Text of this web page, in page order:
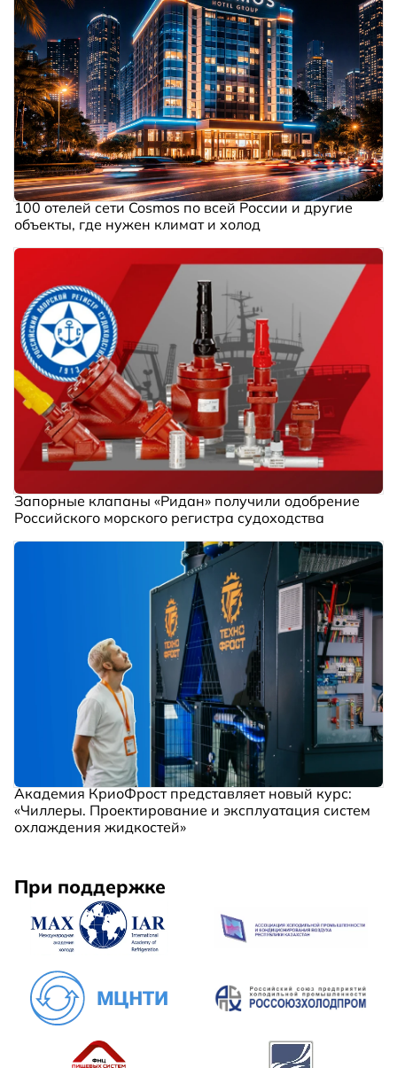
100 отелей сети Cosmos по всей России и другие
объекты, где нужен климат и холод
Запорные клапаны «Ридан» получили одобрение
Российского морского регистра судоходства
Академия КриоФрост представляет новый курс:
«Чиллеры. Проектирование и эксплуатация систем
охлаждения жидкостей»
При поддержке